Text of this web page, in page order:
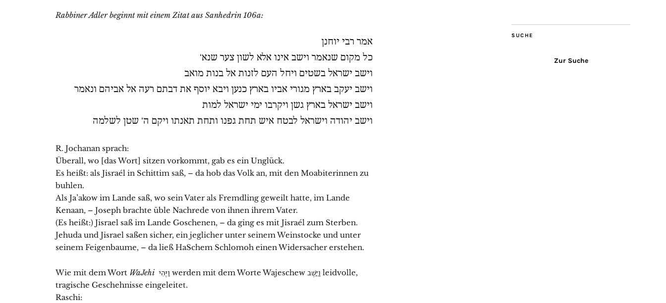
Rabbiner Adler beginnt mit einem Zitat aus Sanhedrin 106a:
אמר רבי יוחנן
כל מקום שנאמר וישב אינו אלא לשון צער שנא‘
וישב ישראל בשטים ויחל העם לזנות אל בנות מואב
וישב יעקב בארץ מגורי אביו בארץ כנען ויבא יוסף את דבתם רעה אל אביהם ונאמר
וישב ישראל בארץ גשן ויקרבו ימי ישראל למות
וישב יהודה וישראל לבטח איש תחת גפנו ותחת תאנתו ויקם ה‘ שטן לשלמה
R. Jochanan sprach:
Überall, wo [das Wort] sitzen vorkommt, gab es ein Unglück.
Es heißt: als Jisraél in Schittim saß, – da hob das Volk an, mit den Moabiterinnen zu
buhlen.
Als Ja’akow im Lande saß, wo sein Vater als Fremdling geweilt hatte, im Lande
Kenaan, – Joseph brachte üble Nachrede von ihnen ihrem Vater.
(Es heißt:) Jisrael saß im Lande Goschenen, – da ging es mit Jisraél zum Sterben.
Jehuda und Jisrael saßen sicher, ein jeglicher unter seinem Weinstocke und unter
seinem Feigenbaume, – da ließ HaSchem Schlomoh einen Widersacher erstehen.
Wie mit dem Wort WaJehi
tragische Geschehnisse eingeleitet.
Raschi:
SUCHE
Zur Suche